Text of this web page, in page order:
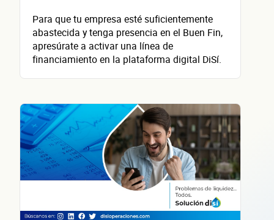
Para que tu empresa esté suficientemente
abastecida y tenga presencia en el Buen Fin,
apresúrate a activar una línea de
financiamiento en la plataforma digital DiSí.
Primer apellido
Segundo apellido
Teléfono
Correo electrónico